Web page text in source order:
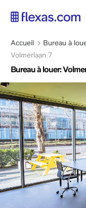
principal
Fil
d'Ariane
Accueil Bureau à
Volmerlaan 7
Bureau à louer: